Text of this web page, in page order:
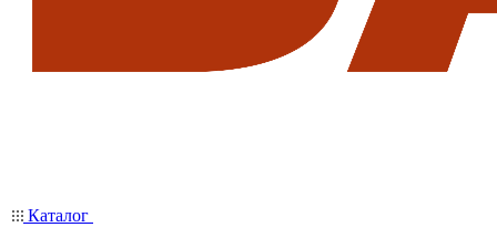
Каталог